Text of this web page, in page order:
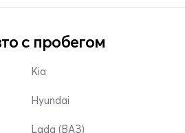
с пробегом
Kia
Hyundai
Lada (ВАЗ)